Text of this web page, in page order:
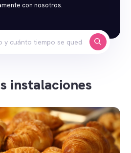
con nosotros.
instalaciones